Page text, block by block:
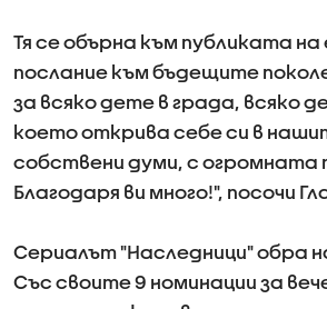
Тя се обърна към публиката
послание към бъдещите
за всяко дете в града, всяко
което открива себе си в
собствени думи, с огромната
Благодаря ви много!", посочи
Сериалът "Наследници" обра
Със своите 9 номинации за